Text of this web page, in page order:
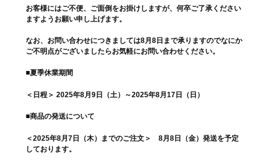
お客様にはご不便、ご面倒をお掛けしますが、何卒ご了承ください
ますようお願い申し上げます。
なお、お問い合わせにつきましては8月8日まで承りますのでなにか
ご不明点がございましたらお気軽にお問い合わせください。
■夏季休業期間
＜日程＞ 2025年8月9日（土）～2025年8月17日（日）
■商品の発送について
＜2025年8月7日（木）までのご注文＞ 8月8日（金）発送を予定
しております。